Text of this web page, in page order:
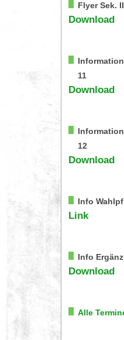
Flyer Sek. II
Download
11
Download
12
Download
Info
Link
Info
Download
Alle